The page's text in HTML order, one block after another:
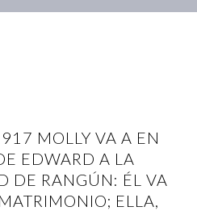
MOLLY VA A EN
EDWARD A LA
DE RANGÚN: ÉL VA
ELLA,